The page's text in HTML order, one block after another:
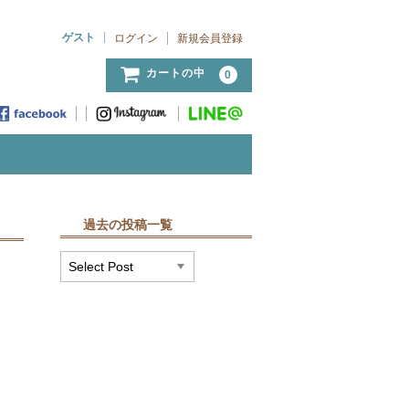
ゲスト ログイン 新規会員登録
カートの中 0
過去の投稿一覧